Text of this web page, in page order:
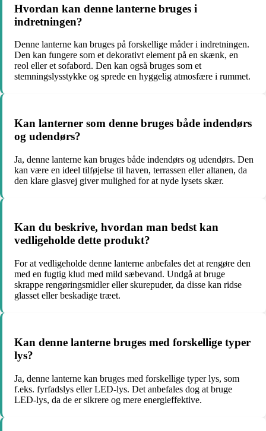
Hvordan kan denne lanterne bruges i
indretningen?
Denne lanterne kan bruges på forskellige måder i indretningen.
Den kan fungere som et dekorativt element på en skænk, en
reol eller et sofabord. Den kan også bruges som et
stemningslysstykke og sprede en hyggelig atmosfære i rummet.
Kan lanterner som denne bruges både indendørs
og udendørs?
Ja, denne lanterne kan bruges både indendørs og udendørs. Den
kan være en ideel tilføjelse til haven, terrassen eller altanen, da
den klare glasvej giver mulighed for at nyde lysets skær.
Kan du beskrive, hvordan man bedst kan
vedligeholde dette produkt?
For at vedligeholde denne lanterne anbefales det at rengøre den
med en fugtig klud med mild sæbevand. Undgå at bruge
skrappe rengøringsmidler eller skurepuder, da disse kan ridse
glasset eller beskadige træet.
Kan denne lanterne bruges med forskellige typer
lys?
Ja, denne lanterne kan bruges med forskellige typer lys, som
f.eks. fyrfadslys eller LED-lys. Det anbefales dog at bruge
LED-lys, da de er sikrere og mere energieffektive.